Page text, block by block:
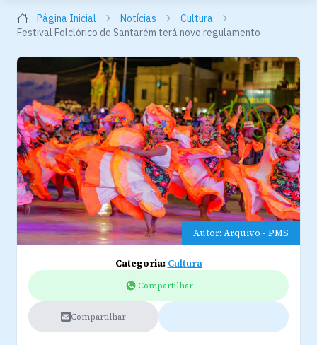
Página Inicial Notícias
Cultura
Festival Folclórico de Santarém terá novo regulamento
Autor: Arquivo - PMS
Categoria: Cultura
Compartilhar
Compartilhar